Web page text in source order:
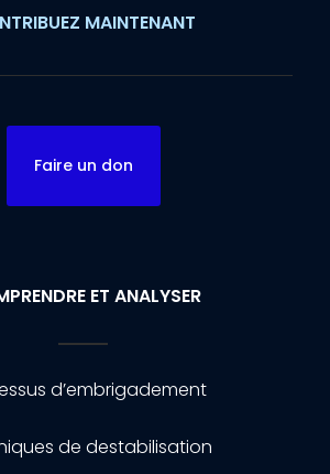
MAINTENANT
Faire un don
ET ANALYSER
d’embrigadement
de destabilisation